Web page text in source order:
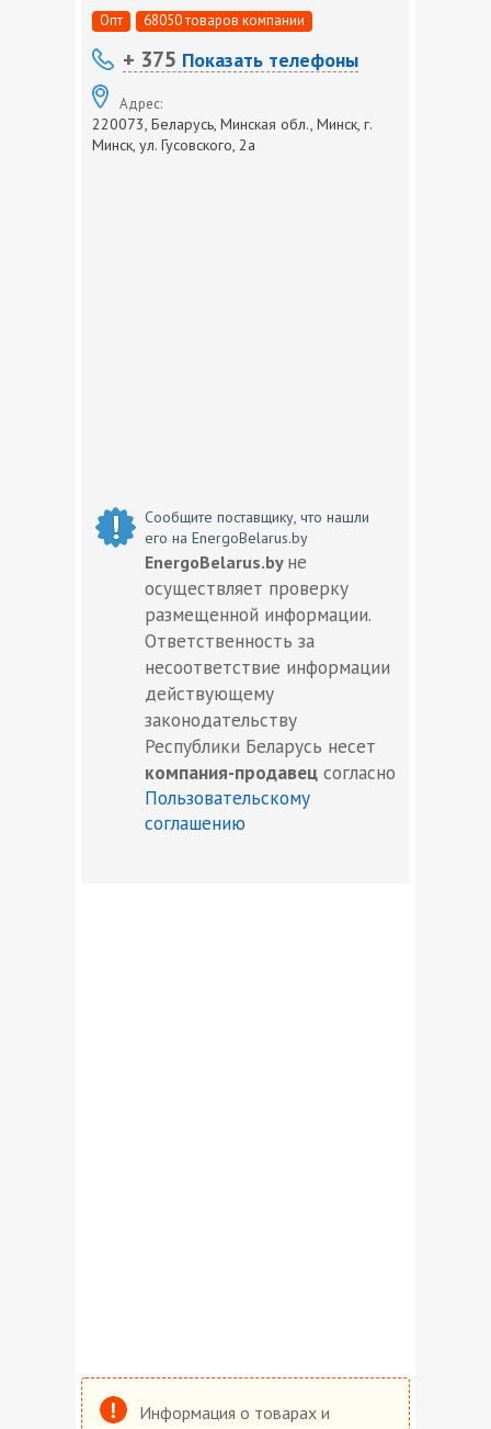
Опт 68050 товаров компании
+ 375 Показать телефоны
Адрес:
220073, Беларусь, Минская обл., Минск, г.
Минск, ул. Гусовского, 2а
Сообщите поставщику, что нашли
его на EnergoBelarus.by
EnergoBelarus.by не
осуществляет проверку
размещенной информации.
Ответственность за
несоответствие информации
действующему
законодательству
Республики Беларусь несет
компания-продавец согласно
Пользовательскому
соглашению
Информация о товарах и